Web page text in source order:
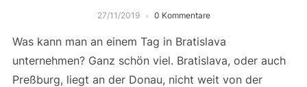
27/11/2019 0 Kommentare
Was kann man an einem Tag in Bratislava
unternehmen? Ganz schön viel. Bratislava, oder auch
Preßburg, liegt an der Donau, nicht weit von der